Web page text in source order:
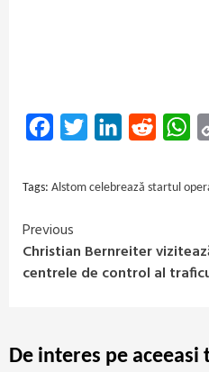
FacebookTwitter LinkedInReddit
Tags: Alstom celebrează startul
Continue
Reading
Previous
Christian Bernreiter
centrele de control al
De interes pe aceeasi